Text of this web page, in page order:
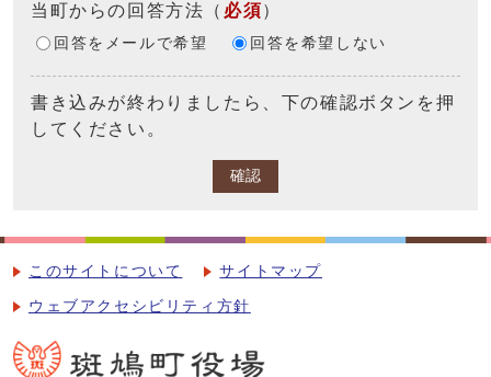
当町からの回答方法 （ 必須）
回答をメールで希望 回答を希望しない
書き込みが終わりましたら、下の確認ボタンを押
してください。
確認
このサイトについて サイトマップ
ウェブアクセシビリティ方針